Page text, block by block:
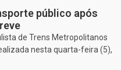
público após
de Trens Metropolitanos
nesta quarta-feira (5),